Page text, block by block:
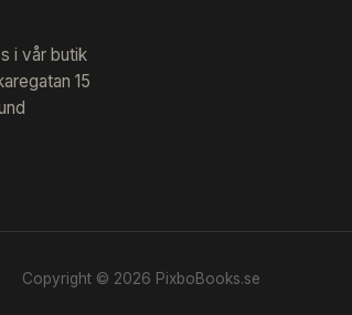
i vår butik
15
Copyright © 2026 PixboBooks.se